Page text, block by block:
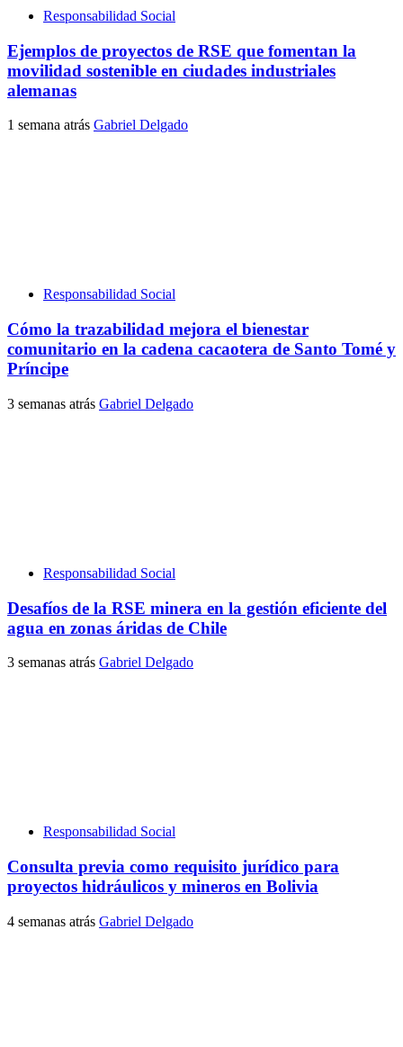
Responsabilidad Social
Ejemplos de proyectos de RSE que fomentan la
movilidad sostenible en ciudades industriales
alemanas
1 semana atrás Gabriel Delgado
Responsabilidad Social
Cómo la trazabilidad mejora el bienestar
comunitario en la cadena cacaotera de Santo Tomé y
Príncipe
3 semanas atrás Gabriel Delgado
Responsabilidad Social
Desafíos de la RSE minera en la gestión eficiente del
agua en zonas áridas de Chile
3 semanas atrás Gabriel Delgado
Responsabilidad Social
Consulta previa como requisito jurídico para
proyectos hidráulicos y mineros en Bolivia
4 semanas atrás Gabriel Delgado